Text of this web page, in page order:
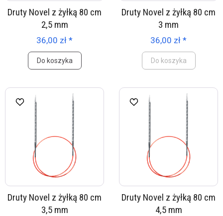
Druty Novel z żyłką 80 cm
2,5 mm
36,00 zł *
Do koszyka
Druty Novel z żyłką 80 cm
3 mm
36,00 zł *
Do koszyka
Druty Novel z żyłką 80 cm
3,5 mm
Druty Novel z żyłką 80 cm
4,5 mm